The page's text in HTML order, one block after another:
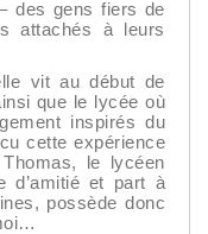
des gens fiers de
attachés à leurs
vit au début de
que le lycée où
inspirés du
cette expérience
le lycéen
d’amitié et part à
possède donc